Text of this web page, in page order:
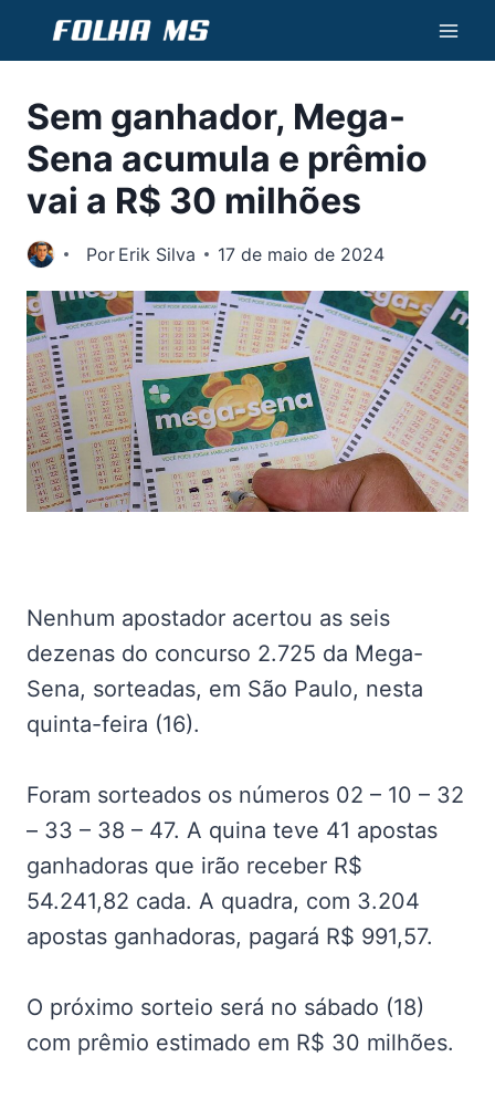
Conteúdo
Sem ganhador, Mega-
Sena acumula e prêmio
vai a R$ 30 milhões
Por Erik Silva 17 de maio de 2024
Nenhum apostador acertou as seis
dezenas do concurso 2.725 da Mega-
Sena, sorteadas, em São Paulo, nesta
quinta-feira (16).
Foram sorteados os números 02 – 10 – 32
– 33 – 38 – 47. A quina teve 41 apostas
ganhadoras que irão receber R$
54.241,82 cada. A quadra, com 3.204
apostas ganhadoras, pagará R$ 991,57.
O próximo sorteio será no sábado (18)
com prêmio estimado em R$ 30 milhões.